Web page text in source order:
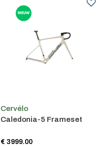
Cervélo
Caledonia-5 Frameset
€ 3999.00